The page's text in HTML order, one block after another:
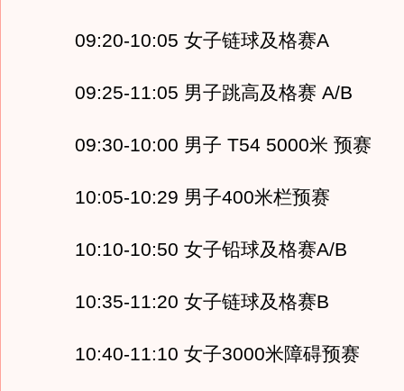
09:20-10:05 女子链球及格赛A
09:25-11:05 男子跳高及格赛 A/B
09:30-10:00 男子 T54 5000米 预赛
10:05-10:29 男子400米栏预赛
10:10-10:50 女子铅球及格赛A/B
10:35-11:20 女子链球及格赛B
10:40-11:10 女子3000米障碍预赛